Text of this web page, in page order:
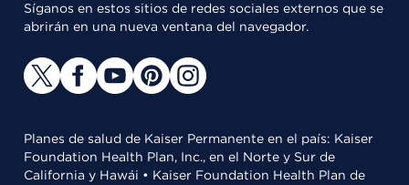
Síganos en estos sitios de redes sociales externos que se
abrirán en una nueva ventana del navegador.
Planes de salud de Kaiser Permanente en el país: Kaiser
Foundation Health Plan, Inc., en el Norte y Sur de
California y Hawái • Kaiser Foundation Health Plan de